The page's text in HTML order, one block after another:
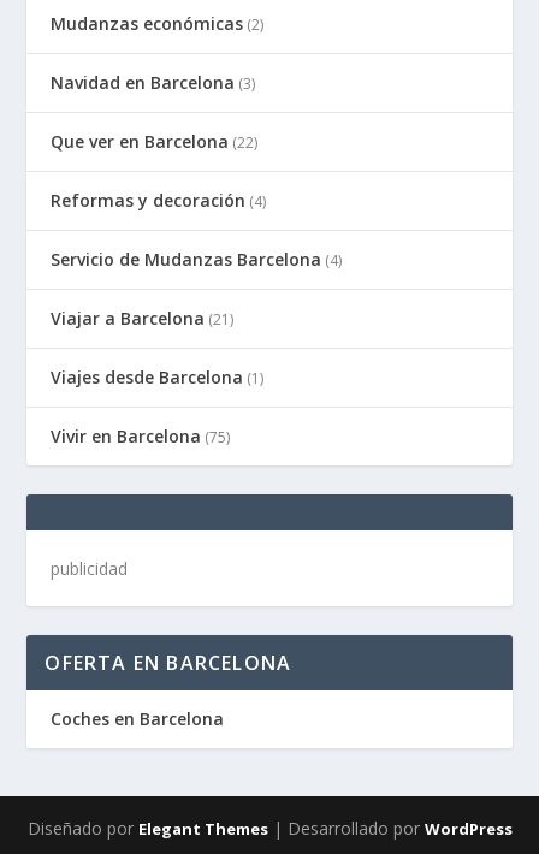
Mudanzas económicas (2)
Navidad en Barcelona (3)
Que ver en Barcelona (22)
Reformas y decoración (4)
Servicio de Mudanzas Barcelona (4)
Viajar a Barcelona (21)
Viajes desde Barcelona (1)
Vivir en Barcelona (75)
publicidad
OFERTA EN BARCELONA
Coches en Barcelona
Diseñado por Elegant Themes| Desarrollado por WordPress